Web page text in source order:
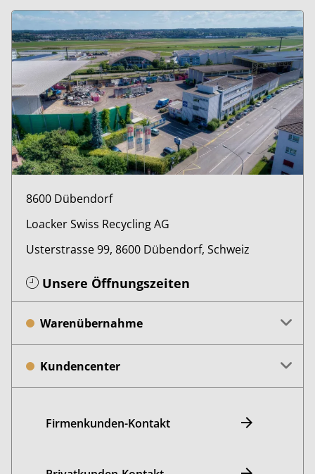
8600 Dübendorf
Loacker Swiss Recycling AG
Usterstrasse 99, 8600 Dübendorf, Schweiz
Unsere Öffnungszeiten
Warenübernahme
Kundencenter
Firmenkunden-Kontakt